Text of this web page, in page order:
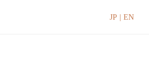
JP EN